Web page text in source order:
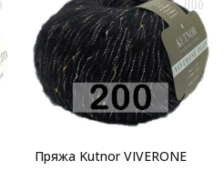
Пряжа Kutnor VIVERONE